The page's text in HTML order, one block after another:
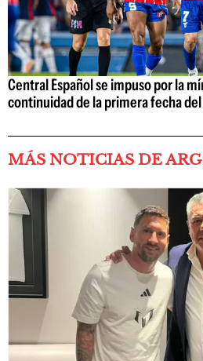
Central Español se impuso por la
continuidad de la primera fecha
MÁS NOTICIAS DE